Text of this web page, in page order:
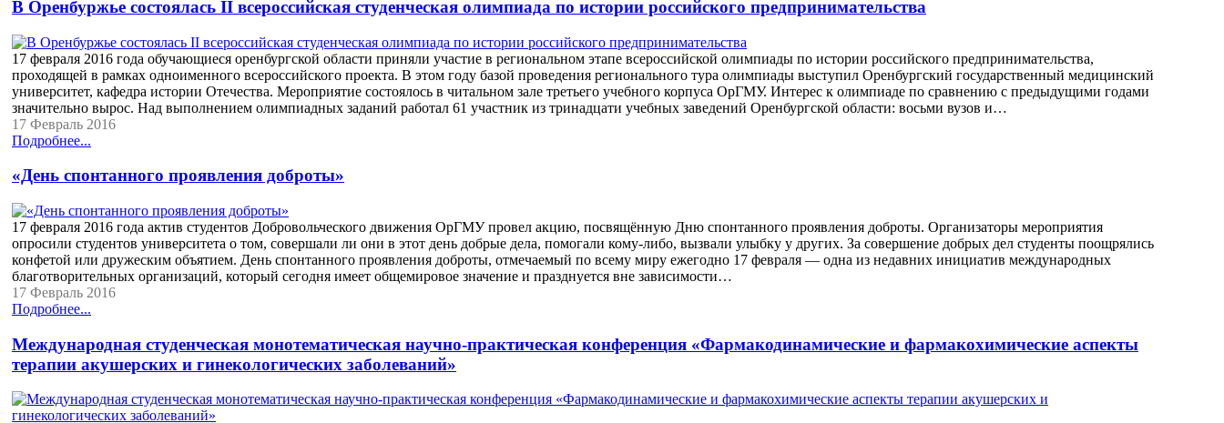
В Оренбуржье состоялась II всероссийская студенческая олимпиада по истории российского предпринимательства
17 февраля 2016 года обучающиеся оренбургской области приняли участие в региональном этапе всероссийской олимпиады по истории российского предпринимательства,
проходящей в рамках одноименного всероссийского проекта. В этом году базой проведения регионального тура олимпиады выступил Оренбургский государственный медицинский
университет, кафедра истории Отечества. Мероприятие состоялось в читальном зале третьего учебного корпуса ОрГМУ. Интерес к олимпиаде по сравнению с предыдущими годами
значительно вырос. Над выполнением олимпиадных заданий работал 61 участник из тринадцати учебных заведений Оренбургской области: восьми вузов и…
17 Февраль 2016
Подробнее...
«День спонтанного проявления доброты»
17 февраля 2016 года актив студентов Добровольческого движения ОрГМУ провел акцию, посвящённую Дню спонтанного проявления доброты. Организаторы мероприятия
опросили студентов университета о том, совершали ли они в этот день добрые дела, помогали кому-либо, вызвали улыбку у других. За совершение добрых дел студенты поощрялись
конфетой или дружеским объятием. День спонтанного проявления доброты, отмечаемый по всему миру ежегодно 17 февраля — одна из недавних инициатив международных
благотворительных организаций, который сегодня имеет общемировое значение и празднуется вне зависимости…
17 Февраль 2016
Подробнее...
Международная студенческая монотематическая научно-практическая конференция «Фармакодинамические и фармакохимические аспекты
терапии акушерских и гинекологических заболеваний»